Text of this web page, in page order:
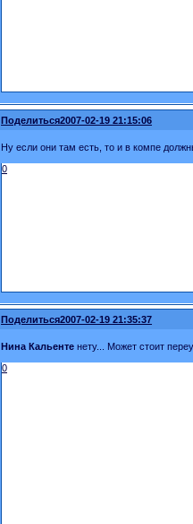
Поделиться2007-02-19 21:15:06
Ну если они там есть, то и в компе
0
Поделиться2007-02-19 21:35:37
Нина Кальенте нету... Может стоит
0